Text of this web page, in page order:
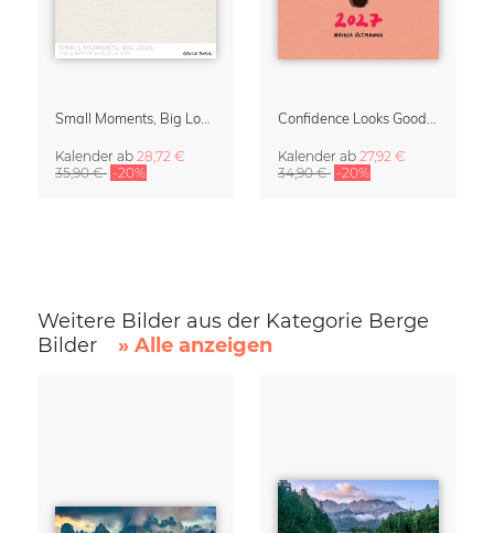
Kalender ab 28,72 €
35,90 € -20%
Kalender ab 27,92 €
34,90 € -20%
Weitere Bilder aus der Kategorie Berge
Bilder
» Alle anzeigen